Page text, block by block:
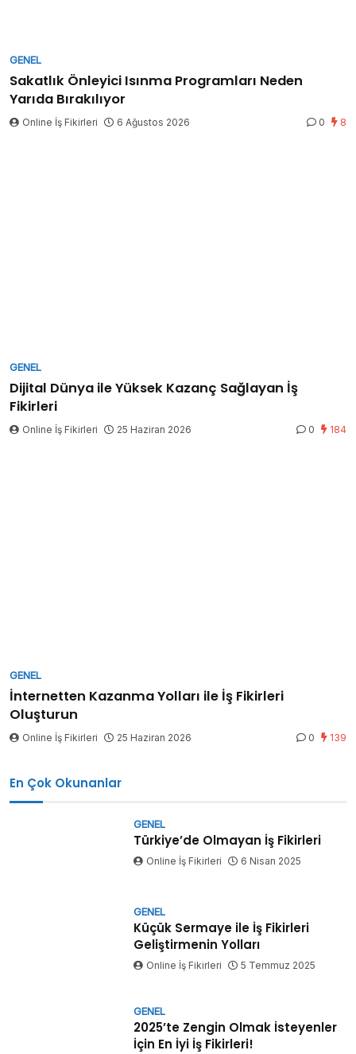
GENEL
Sakatlık Önleyici Isınma Programları Neden
Yarıda Bırakılıyor
Online İş Fikirleri 6 Ağustos 2026 0 8
GENEL
Dijital Dünya ile Yüksek Kazanç Sağlayan İş
Fikirleri
Online İş Fikirleri 25 Haziran 2026 0 184
GENEL
İnternetten Kazanma Yolları ile İş Fikirleri
Oluşturun
Online İş Fikirleri 25 Haziran 2026 0 139
En Çok Okunanlar
GENEL
Türkiye’de Olmayan İş Fikirleri
Online İş Fikirleri 6 Nisan 2025
GENEL
Küçük Sermaye ile İş Fikirleri
Geliştirmenin Yolları
Online İş Fikirleri 5 Temmuz 2025
GENEL
2025’te Zengin Olmak İsteyenler
İçin En İyi İş Fikirleri!